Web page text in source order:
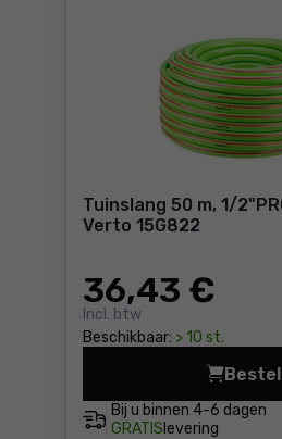
Tuinslang 50 m, 1/2"PROFESSIONAL
Verto 15G822
36,43 €
Incl. btw
Beschikbaar: > 10 st.
Bij u binnen 4-6 dagen
GRATIS levering
Bestel